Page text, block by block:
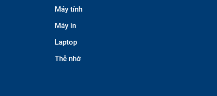
Máy tính
Máy in
Laptop
Thẻ nhớ